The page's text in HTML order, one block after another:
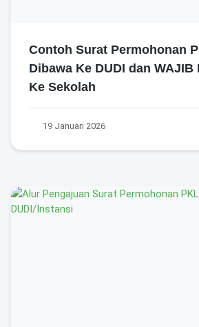
Contoh Surat Permohonan
Dibawa Ke DUDI dan
Ke Sekolah
19 Januari 2026